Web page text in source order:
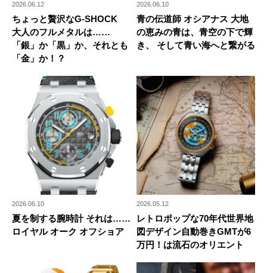
2026.06.12
ちょっと贅沢なG-SHOCK
大人のフルメタルは……
「銀」か「黒」か、それとも
「金」か！？
2026.06.10
青の伝道師 オシアナス 大地
の恵みの青は、青空の下で輝
き、 そして青い海へと繋がる
2026.06.10
夏を制する腕時計 それは……
ロイヤル オーク オフショア
2026.05.12
レトロポップな70年代世界地
図デザイン自動巻きGMTが6
万円！は流石のオリエント